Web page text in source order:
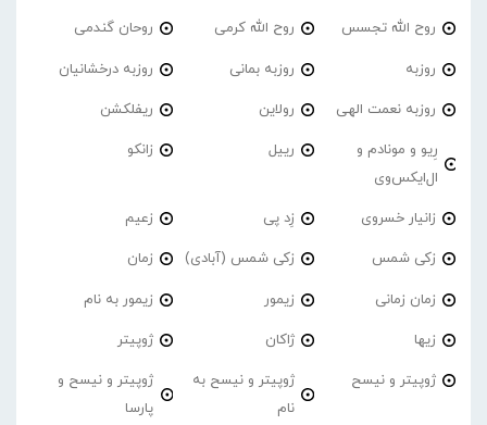
روح الله تجسس روح الله کرمی روحان گندمی
روزبه روزبه بمانی روزبه درخشانیان
روزبه نعمت الهی رولاین ریفلکشن
رِیو و مونادم و
ال‌ایکس‌وی
رییل زانکو
زانیار خسروی زِد پی زعیم
زکی شمس زکی شمس (آبادی) زمان
زمان زمانی زیمور زیمور به نام
زیها ژاکان ژوپیتر
ژوپیتر و نیسح
ژوپیتر و نیسح به
نام
ژوپیتر و نیسح و
پارسا